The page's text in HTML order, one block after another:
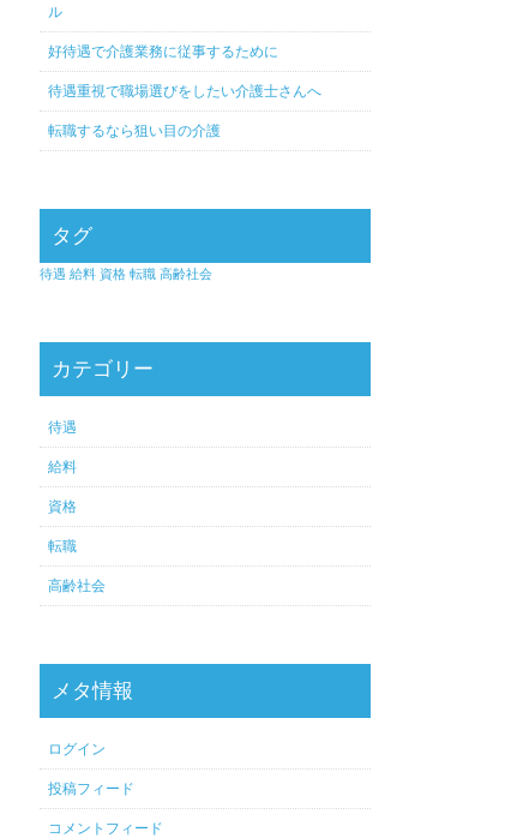
ル
好待遇で介護業務に従事するために
待遇重視で職場選びをしたい介護士さんへ
転職するなら狙い目の介護
タグ
待遇 給料 資格 転職 高齢社会
カテゴリー
待遇
給料
資格
転職
高齢社会
メタ情報
ログイン
投稿フィード
コメントフィード